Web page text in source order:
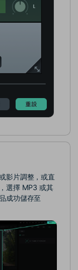
影片調整，或直
選擇 MP3 或其
成功儲存至